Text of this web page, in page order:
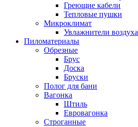
Греющие кабели
Тепловые пушки
Микроклимат
Увлажнители воздуха
Пиломатериалы
Обрезные
Брус
Доска
Бруски
Полог для бани
Вагонка
Штиль
Евровагонка
Строганные